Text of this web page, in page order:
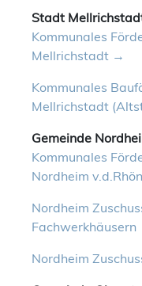
Stadt
Kommunales
Mellrichstadt
Kommunales
Mellrichstadt
Gemeinde
Kommunales
Nordheim v.d.Rhön
Nordheim
Fachwerkhäusern
Nordheim